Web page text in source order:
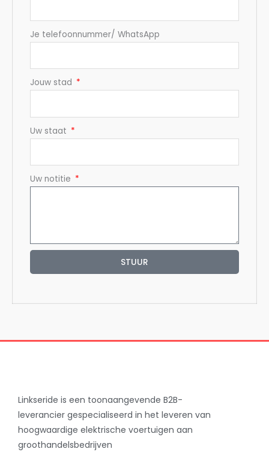
Je telefoonnummer/ WhatsApp
Jouw stad
Uw staat
Uw notitie
STUUR
Linkseride is een toonaangevende B2B-
leverancier gespecialiseerd in het leveren van
hoogwaardige elektrische voertuigen aan
groothandelsbedrijven